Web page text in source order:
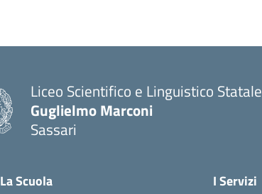
Liceo Scientifico e Linguistico Statale
Guglielmo Marconi
Sassari
La Scuola I Servizi